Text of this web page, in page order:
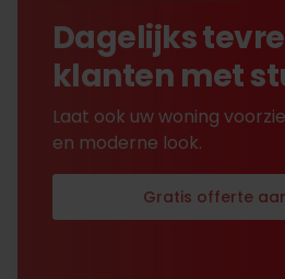
Dagelijks
klanten met
Laat ook uw woning
en moderne look.
Gratis offerte